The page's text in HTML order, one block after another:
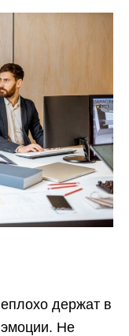
держат в
эмоции. Не